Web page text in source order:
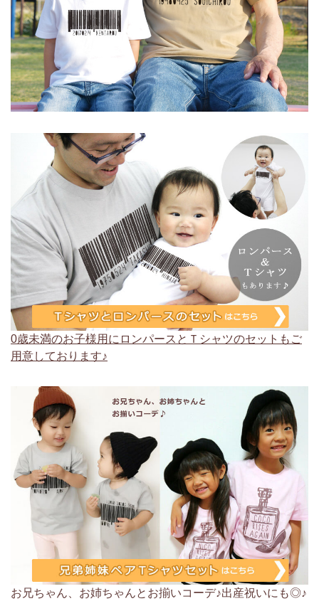
0歳未満のお子様用にロンパースとＴシャツのセットもご
用意しております♪
お兄ちゃん、お姉ちゃんとお揃いコーデ♪出産祝いにも◎♪